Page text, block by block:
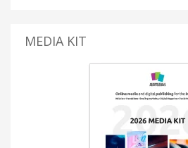
MEDIA KIT